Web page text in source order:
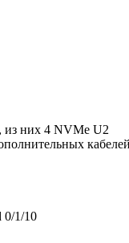
из них 4 NVMe U2
0/1/10